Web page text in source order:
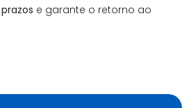
e garante o retorno ao